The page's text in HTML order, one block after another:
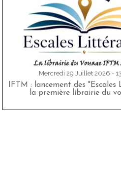
Mercredi 29 Juillet 2026 -
IFTM : lancement des "Escales
la première librairie du